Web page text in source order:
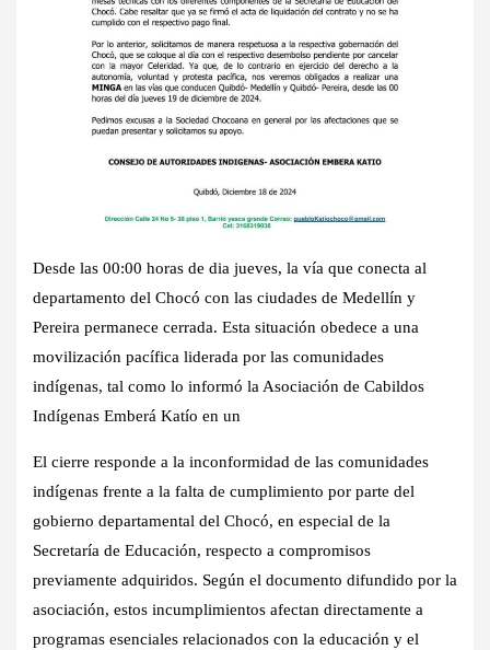
Desde las 00:00 horas de dia jueves, la vía que conecta al
departamento del Chocó con las ciudades de Medellín y
Pereira permanece cerrada. Esta situación obedece a una
movilización pacífica liderada por las comunidades
indígenas, tal como lo informó la Asociación de Cabildos
Indígenas Emberá Katío en un
El cierre responde a la inconformidad de las comunidades
indígenas frente a la falta de cumplimiento por parte del
gobierno departamental del Chocó, en especial de la
Secretaría de Educación, respecto a compromisos
previamente adquiridos. Según el documento difundido por la
asociación, estos incumplimientos afectan directamente a
programas esenciales relacionados con la educación y el